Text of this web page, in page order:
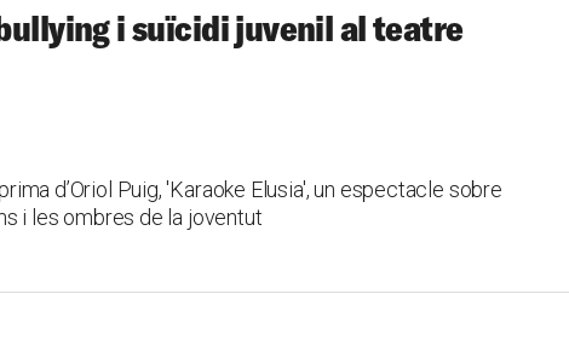
i suïcidi juvenil al teatre
d’Oriol Puig, 'Karaoke Elusia', un espectacle sobre
i les ombres de la joventut